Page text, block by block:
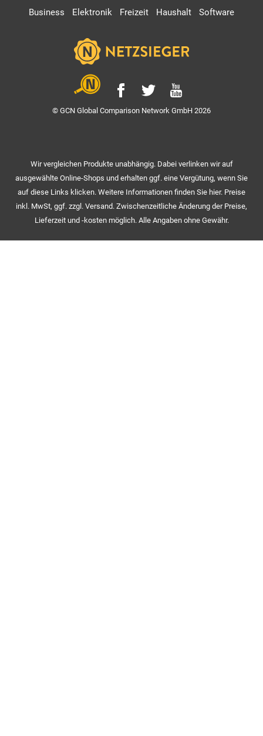
Business Elektronik Freizeit Haushalt Software
© GCN Global Comparison Network GmbH 2026
Wir vergleichen Produkte unabhängig. Dabei verlinken wir auf
ausgewählte Online-Shops und erhalten ggf. eine Vergütung, wenn Sie
auf diese Links klicken. Weitere Informationen finden Sie hier. Preise
inkl. MwSt, ggf. zzgl. Versand. Zwischenzeitliche Änderung der Preise,
Lieferzeit und -kosten möglich. Alle Angaben ohne Gewähr.